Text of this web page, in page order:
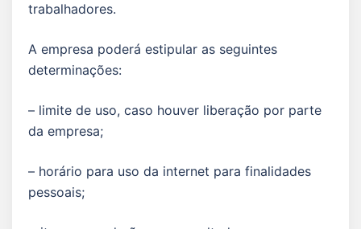
trabalhadores.
A empresa poderá estipular as seguintes
determinações:
– limite de uso, caso houver liberação por parte
da empresa;
– horário para uso da internet para finalidades
pessoais;